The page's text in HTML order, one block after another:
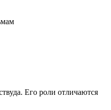
Его роли отличаются